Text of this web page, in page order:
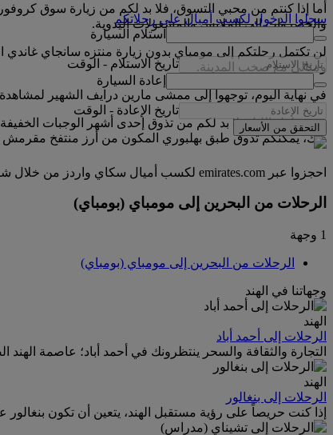
أما إذا كنتم من محبي التسوق، فلا بد لكم من زيارة سوق
والخضروات إلى الملابس والمشغولات اليدوية.
ومثالي مع صخب المدينة.
في نهاية اليوم، توجهوا إلى ممشى مارين درايف الشهير
ومع حلول الليل، لا بد لكم من تذوق إحدى أشهر الوجبات
ذلك، يمكنكم تذوق طبق بهلبوري المكون من أرز منتفخ
سجلوا الدخول لكسب أميالٍ على رحلاتكم
استلام السيارة
تاريخ الاستلام - الوقت
إعادة السيارة
تاريخ الإعادة - الوقت
التحقق من الأسعار
احجزوا عبر emirates.com لكسب أميال سكاي واردز من خلال شريكنا كارترولر، الذي تعاونا معه للمقارنة بين أكثر من 1700 مورد عالمي وتقديم أسعار رائعة لأكثر من 50000 موقع في أكثر من 145 دولة.
الرحلات من البحرين إلى مومباي (بومباي)
1 وجهة
الرحلات من البحرين إلى مومباي (بومباي)
وجهاتنا في الهند
الهند
الرحلات إلى أحمد أباد
التجارة والثقافة والسحر ينتظرونك في أحمد أباد؛ عاصمة الهند
الهند
الرحلات إلى بنغالور
إذا كنت حريصاً على رؤية مستقبل الهند، يتعين أن تكون